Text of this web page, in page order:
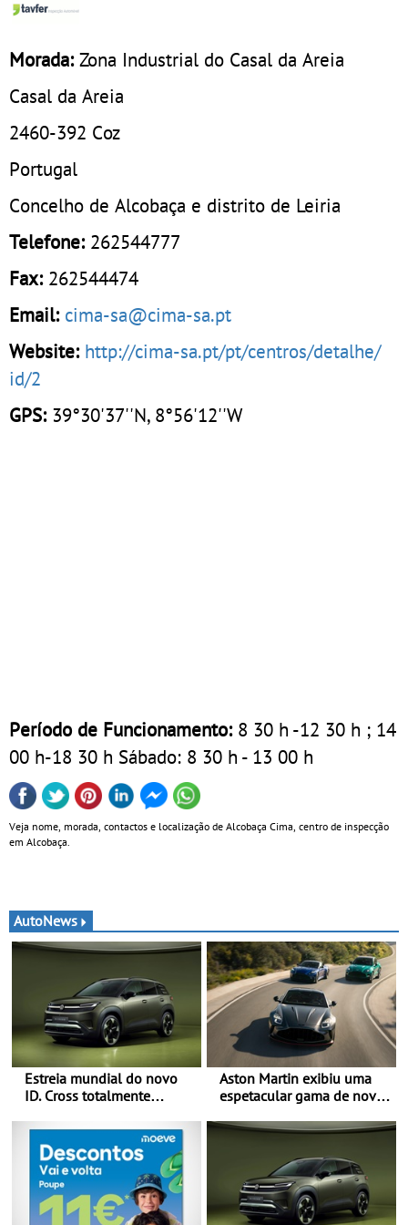
Morada: Zona Industrial do Casal da Areia
Casal da Areia
2460-392 Coz
Portugal
Concelho de Alcobaça e distrito de Leiria
Telefone: 262544777
Fax: 262544474
Email: cima-sa@cima-sa.pt
Website: http://cima-sa.pt/pt/centros/detalhe/
id/2
GPS:39°30'37''N, 8°56'12''W
Período de Funcionamento: 8 30 h -12 30 h ; 14
00 h-18 30 h Sábado: 8 30 h - 13 00 h
Veja nome, morada, contactos e localização de Alcobaça Cima, centro de inspecção
em Alcobaça.
AutoNews
Estreia mundial do novo
ID. Cross totalmente
em formato compacto - Em
Portugal, já será possível
encomendar um ID. Cross
no final deste mês
Aston Martin exibiu uma
espetacular gama de novos
Festival of Speed 2026